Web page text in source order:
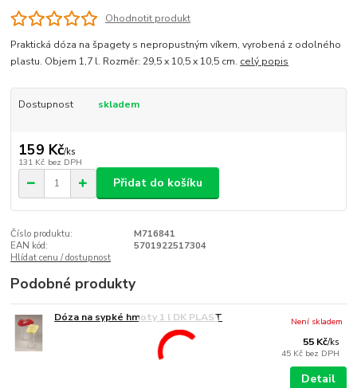
Ohodnotit produkt
Praktická dóza na špagety s nepropustným víkem, vyrobená z odolného
plastu. Objem 1,7 l. Rozměr: 29,5 x 10,5 x 10,5 cm. celý popis
Dostupnost skladem
159 Kč/ks
131 Kč bez DPH
Přidat do košíku
Číslo produktu:
M716841
EAN kód:
5701922517304
Hlídat cenu / dostupnost
Podobné produkty
Dóza na sypké hmoty 1 l DK PLAST
55 Kč/ks
45 Kč bez DPH
Není skladem
Detail